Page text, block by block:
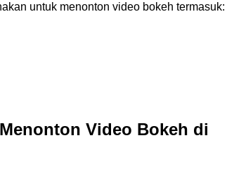
untuk menonton video bokeh termasuk:
Video Bokeh di